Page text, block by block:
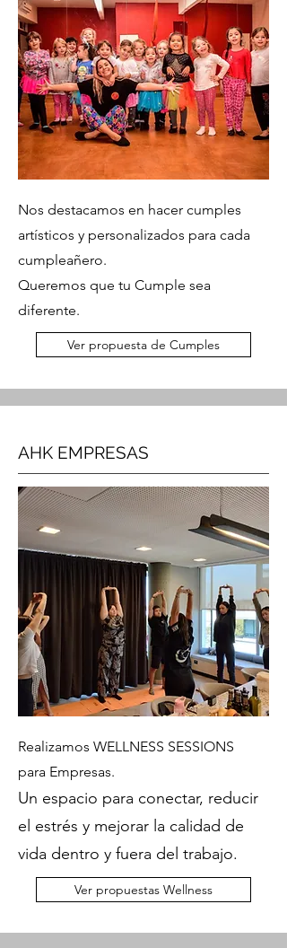
Nos destacamos en hacer cumples
artísticos y personalizados para cada
cumpleañero.
Queremos que tu Cumple sea
diferente.
Ver propuesta de Cumples
AHK EMPRESAS
Realizamos WELLNESS SESSIONS
para Empresas.
Un espacio para conectar, reducir
el estrés y mejorar la calidad de
vida dentro y fuera del trabajo.
Ver propuestas Wellness